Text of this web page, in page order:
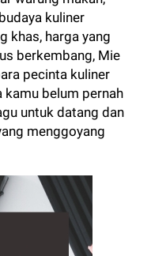
kuliner
khas, harga yang
berkembang, Mie
pecinta kuliner
kamu belum pernah
untuk datang dan
menggoyang